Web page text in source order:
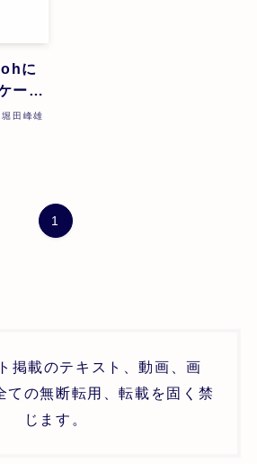
に
ース
の
堀田峰雄
1
掲載のテキスト、動画、画
ての無断転用、転載を固く禁
じます。